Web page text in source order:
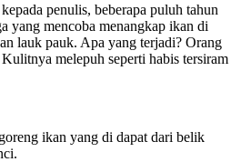
penulis, beberapa puluh tahun
yang mencoba menangkap ikan di
lauk pauk. Apa yang terjadi? Orang
melepuh seperti habis tersiram
ikan yang di dapat dari belik